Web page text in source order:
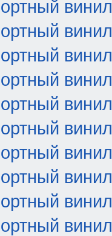
винил
винил
винил
винил
винил
винил
винил
винил
винил
винил